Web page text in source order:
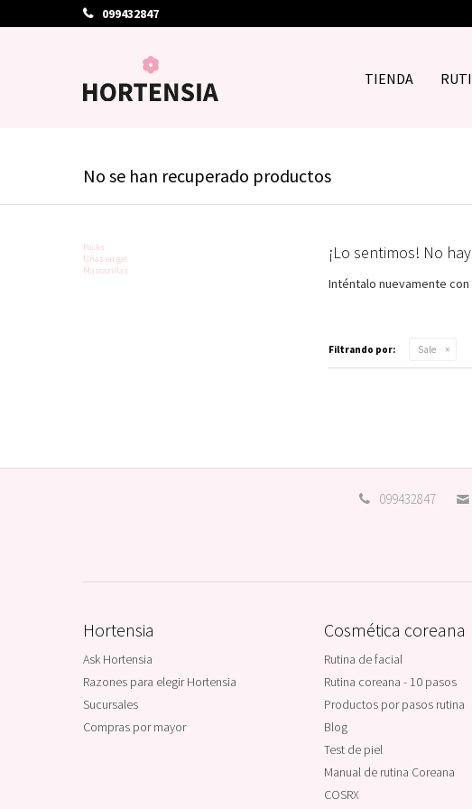
TIENDA
099432847
No se han recuperado productos
¡Lo sentimos! No
Inténtalo nuevamente
Filtrando por: Sale
Packs
Uñas en gel
Mascarillas
099432847
Hortensia
Ask Hortensia
Razones para elegir Hortensia
Sucursales
Compras por mayor
Cosmética coreana
Rutina de facial
Rutina coreana - 10 pasos
Productos por pasos rutina
Blog
Test de piel
Manual de rutina Coreana
COSRX